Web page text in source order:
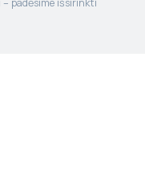
padėsime išsirinkti